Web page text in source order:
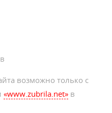
возможно только с
«www.zubrila.net» в